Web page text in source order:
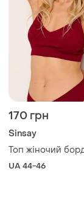
170 грн
Sinsay
Топ жіночий
UA 44-46